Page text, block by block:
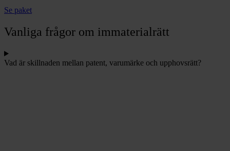
Se paket
Vanliga frågor om immaterialrätt
Vad är skillnaden mellan patent, varumärke och upphovsrätt?